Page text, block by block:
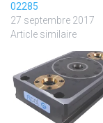
02285
27 septembre 2017
Article similaire